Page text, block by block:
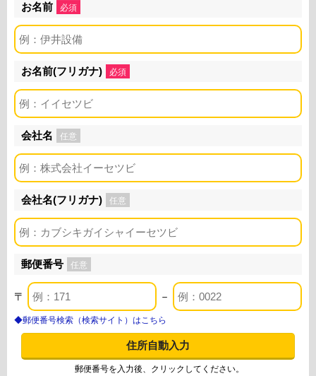
お名前 必須
お名前(フリガナ) 必須
会社名 任意
会社名(フリガナ) 任意
郵便番号 任意
〒 －
◆郵便番号検索（検索サイト）はこちら
住所自動入力
郵便番号を入力後、クリックしてください。